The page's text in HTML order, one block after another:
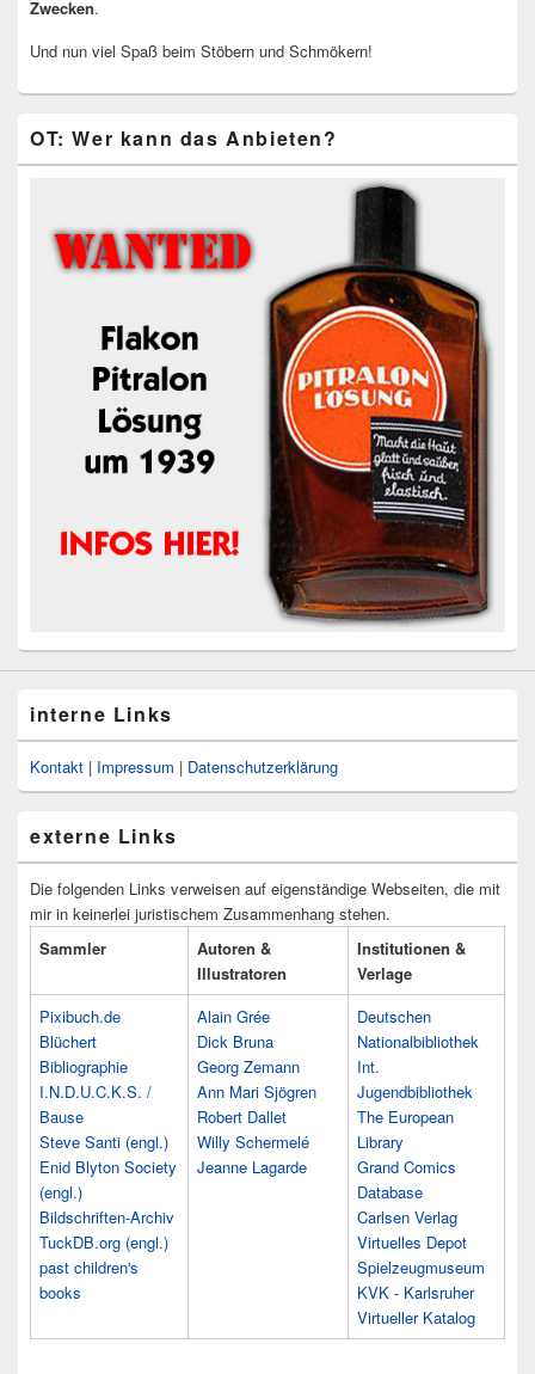
Zwecken.
Und nun viel Spaß beim Stöbern und Schmökern!
OT: Wer kann das Anbieten?
interne Links
Kontakt | Impressum | Datenschutzerklärung
externe Links
Die folgenden Links verweisen auf eigenständige Webseiten, die mit
mir in keinerlei juristischem Zusammenhang stehen.
Sammler
Autoren &
Illustratoren
Institutionen &
Verlage
Pixibuch.de
Blüchert
Bibliographie
I.N.D.U.C.K.S. /
Bause
Steve Santi (engl.)
Enid Blyton Society
(engl.)
Bildschriften-Archiv
TuckDB.org (engl.)
past children's
books
Alain Grée
Dick Bruna
Georg Zemann
Ann Mari Sjögren
Robert Dallet
Willy Schermelé
Jeanne Lagarde
Deutschen
Nationalbibliothek
Int.
Jugendbibliothek
The European
Library
Grand Comics
Database
Carlsen Verlag
Virtuelles Depot
Spielzeugmuseum
KVK - Karlsruher
Virtueller Katalog